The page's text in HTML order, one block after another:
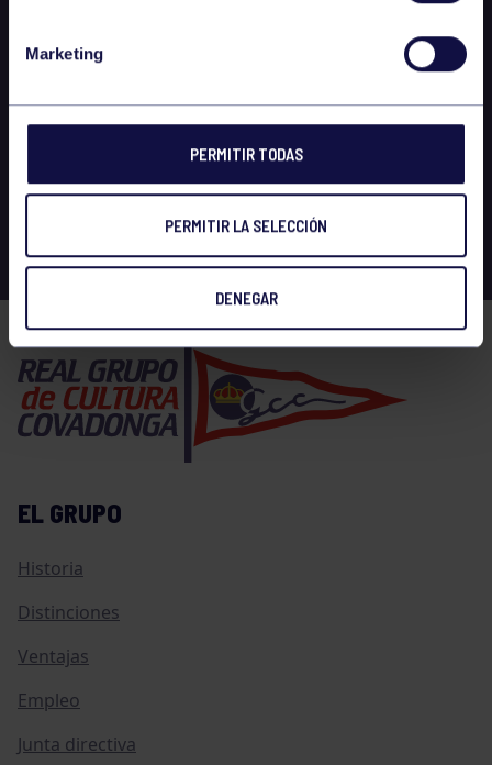
Marketing
PERMITIR TODAS
PERMITIR LA SELECCIÓN
DENEGAR
EL GRUPO
Historia
Distinciones
Ventajas
Empleo
Junta directiva